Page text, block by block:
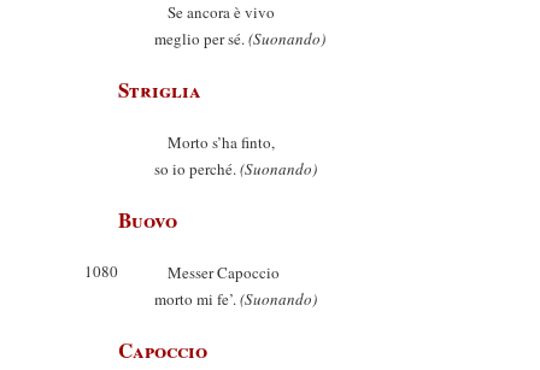
Se ancora è vivo
meglio per sé.(Suonando)
Striglia
Morto s’ha finto,
so io perché.(Suonando)
Buovo
1080
Messer Capoccio
morto mi fe’.(Suonando)
Capoccio